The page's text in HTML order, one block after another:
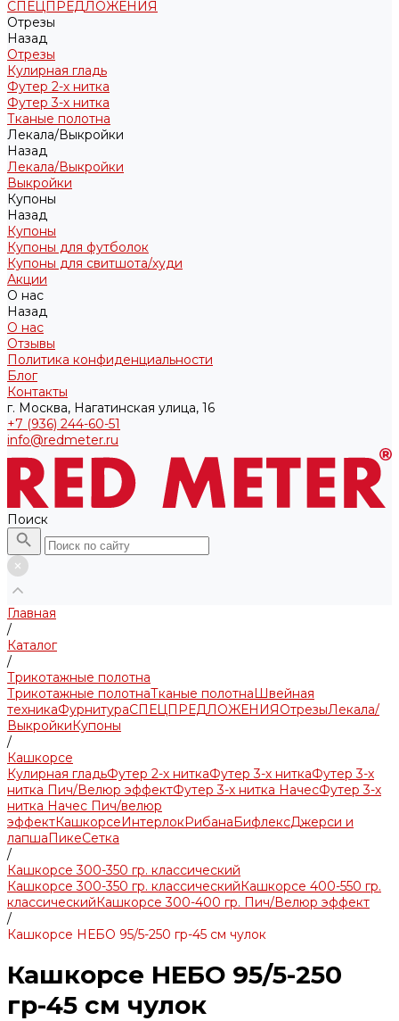
СПЕЦПРЕДЛОЖЕНИЯ
Отрезы
Назад
Отрезы
Кулирная гладь
Футер 2-х нитка
Футер 3-х нитка
Тканые полотна
Лекала/Выкройки
Назад
Лекала/Выкройки
Выкройки
Купоны
Назад
Купоны
Купоны для футболок
Купоны для свитшота/худи
Акции
О нас
Назад
О нас
Отзывы
Политика конфиденциальности
Блог
Контакты
г. Москва, Нагатинская улица, 16
+7 (936) 244-60-51
info@redmeter.ru
Поиск
Главная
/
Каталог
/
Трикотажные полотна
Трикотажные полотнаТканые полотнаШвейная
техникаФурнитураСПЕЦПРЕДЛОЖЕНИЯОтрезыЛекала/
ВыкройкиКупоны
/
Кашкорсе
Кулирная гладьФутер 2-х ниткаФутер 3-х ниткаФутер 3-х
нитка Пич/Велюр эффектФутер 3-х нитка НачесФутер 3-х
нитка Начес Пич/велюр
эффектКашкорсеИнтерлокРибанаБифлексДжерси и
лапшаПикеСетка
/
Кашкорсе 300-350 гр. классический
Кашкорсе 300-350 гр. классическийКашкорсе 400-550 гр.
классическийКашкорсе 300-400 гр. Пич/Велюр эффект
/
Кашкорсе НЕБО 95/5-250 гр-45 см чулок
Кашкорсе НЕБО 95/5-250
гр-45 см чулок